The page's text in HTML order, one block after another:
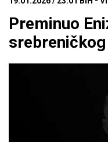
Preminuo